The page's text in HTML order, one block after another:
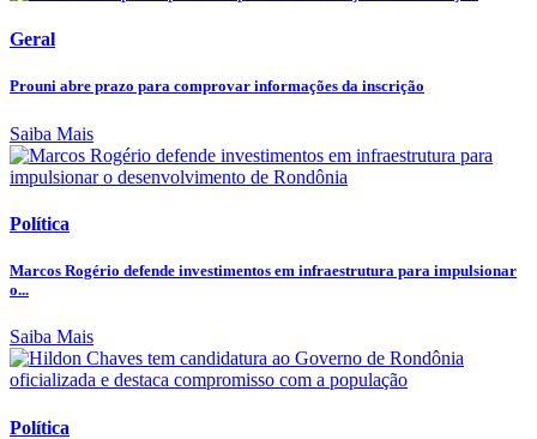
Geral
Prouni abre prazo para comprovar informações da inscrição
Saiba Mais
Política
Marcos Rogério defende investimentos em infraestrutura para impulsionar
o...
Saiba Mais
Política